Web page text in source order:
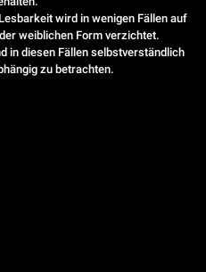
wird in wenigen Fällen auf
weiblichen Form verzichtet.
in diesen Fällen selbstverständlich
zu betrachten.